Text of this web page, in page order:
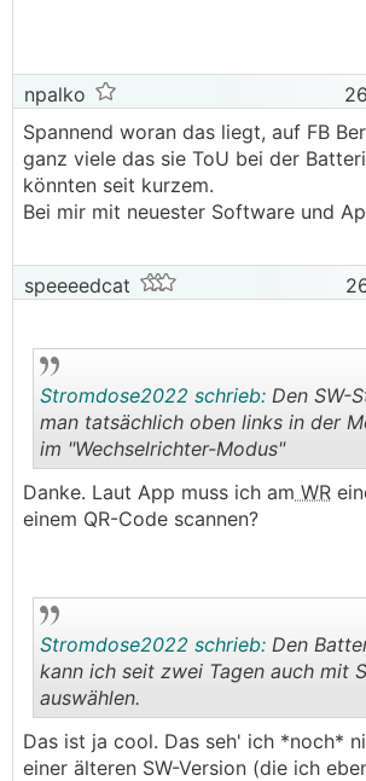
npalko
Spannend woran das liegt, auf FB
ganz viele das sie ToU bei der
könnten seit kurzem.
Bei mir mit neuester Software und
speeeedcat
..
Stromdose2022 schrieb: Den SW-
man tatsächlich oben links in der
im "Wechselrichter-Modus"
Danke. Laut App muss ich am WR
einem QR-Code scannen?
.
Stromdose2022 schrieb: Den
kann ich seit zwei Tagen auch mit
auswählen.
Das ist ja cool. Das seh' ich *noch*
einer älteren SW-Version (die ich